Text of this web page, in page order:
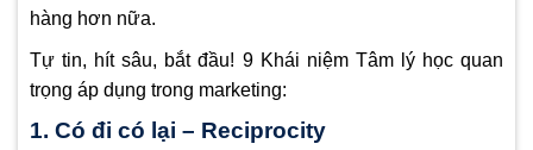
hàng hơn nữa.
Tự tin, hít sâu, bắt đầu! 9 Khái niệm Tâm lý học quan
trọng áp dụng trong marketing:
1. Có đi có lại – Reciprocity